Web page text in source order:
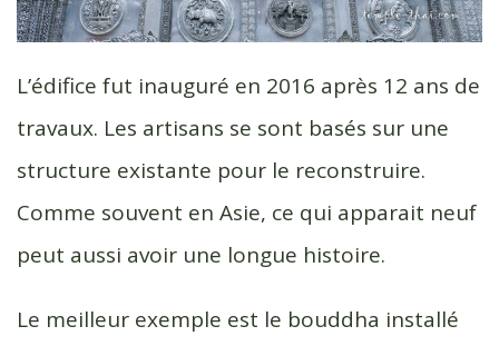
L’édifice fut inauguré en 2016 après 12 ans de
travaux. Les artisans se sont basés sur une
structure existante pour le reconstruire.
Comme souvent en Asie, ce qui apparait neuf
peut aussi avoir une longue histoire.
Le meilleur exemple est le bouddha installé